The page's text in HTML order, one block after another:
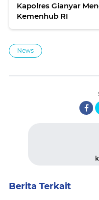
Kapolres Gianyar
Kemenhub RI
News
Berita Terkait